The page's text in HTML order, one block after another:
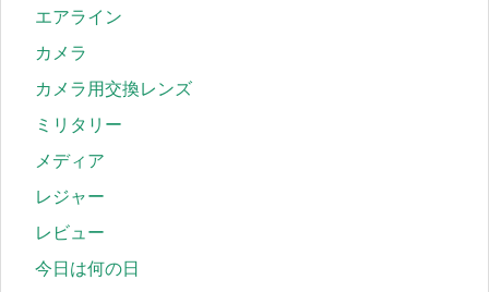
エアライン
カメラ
カメラ用交換レンズ
ミリタリー
メディア
レジャー
レビュー
今日は何の日